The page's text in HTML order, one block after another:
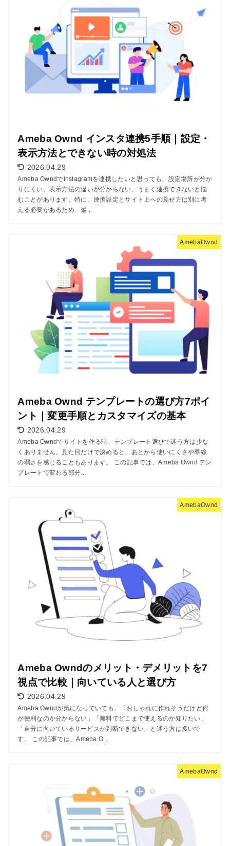
Ameba Ownd インスタ連携5手順｜設定・
表示方法とできない時の対処法
2026.04.29
Ameba OwndでInstagramを連携したいと思っても、設定場所が分か
りにくい、表示方法の違いが分からない、うまく連携できないと悩
むことがあります。特に、連携設定とサイト上への見せ方は別に考
える必要があるため、最...
AmebaOwnd
Ameba Ownd テンプレートの選び方7ポイ
ント｜変更手順とカスタマイズの基本
2026.04.29
Ameba Owndでサイトを作る時、テンプレート選びで迷う方は少な
くありません。見た目だけで決めると、あとから使いにくさや導線
の弱さを感じることもあります。 この記事では、Ameba Ownd テン
プレートで変わる部分...
AmebaOwnd
Ameba Owndのメリット・デメリットを7
視点で比較｜向いている人と選び方
2026.04.29
Ameba Owndが気になっていても、「おしゃれに作れそうだけど何
が便利なのか分からない」「無料でどこまで使えるのか知りたい」
「自分に向いているサービスか判断できない」と迷う方は多いで
す。 この記事では、Ameba O...
AmebaOwnd